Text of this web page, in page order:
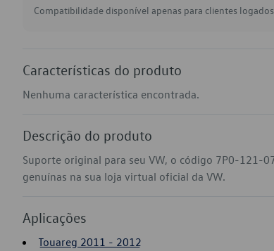
Compatibilidade disponível apenas para clientes
Características do produto
Nenhuma característica encontrada.
Descrição do produto
Suporte original para seu VW, o código 7P0-121-
genuínas na sua loja virtual oficial da VW.
Aplicações
Touareg 2011 - 2012